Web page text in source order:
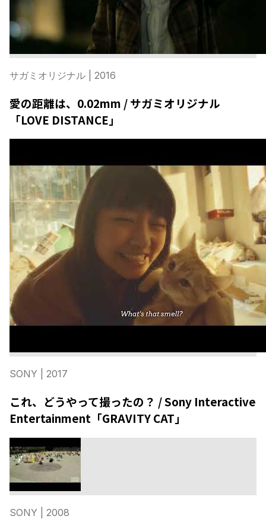
サガミオリジナル | 2016
愛の距離は、0.02mm / サガミオリジナル
「LOVE DISTANCE」
SONY | 2017
これ、どうやって撮ったの？ / Sony Interactive
Entertainment「GRAVITY CAT」
SONY | 2008